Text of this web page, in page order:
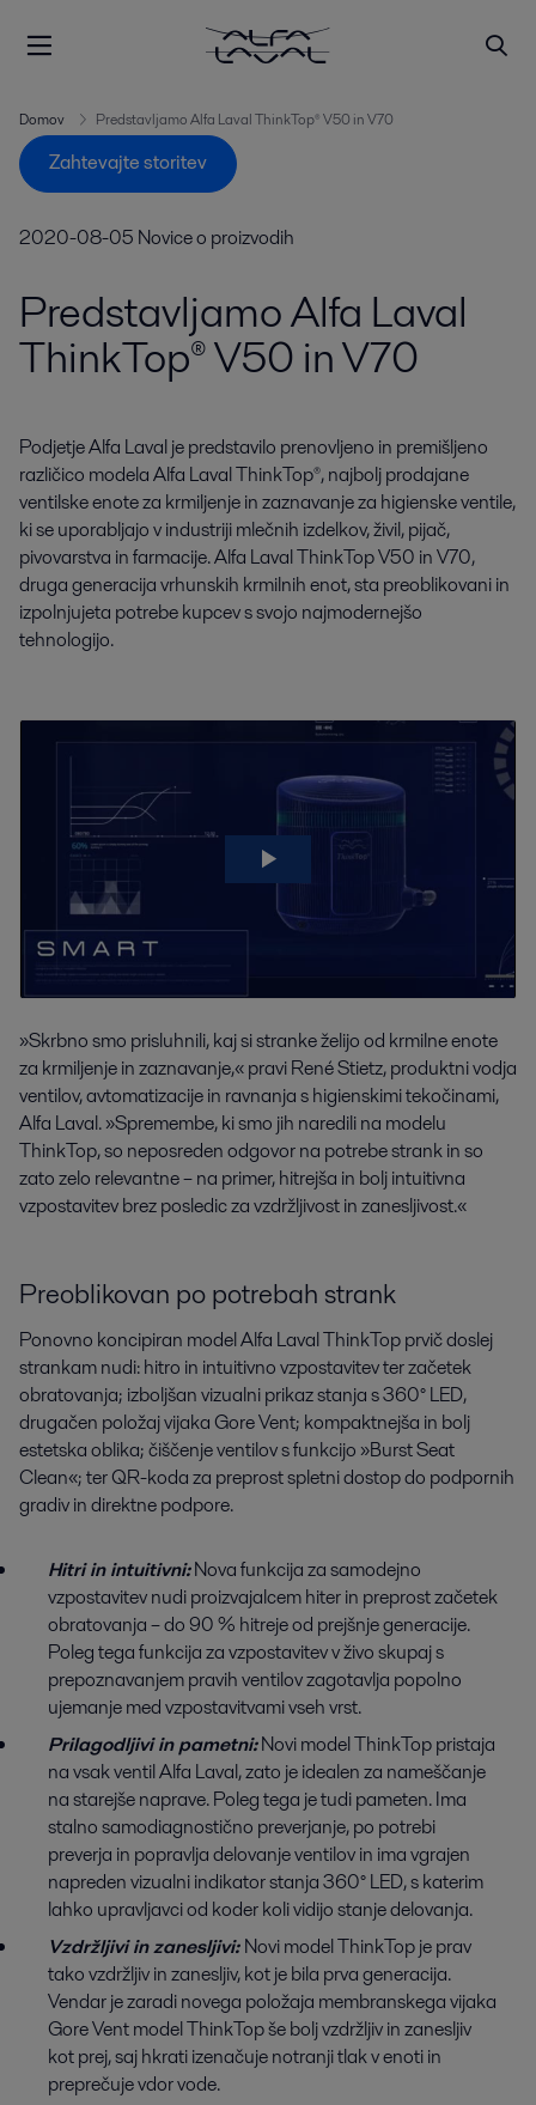
Domov Predstavljamo Alfa Laval ThinkTop® V50 in V70
Zahtevajte storitev
2020-08-05 Novice o proizvodih
Predstavljamo Alfa Laval
ThinkTop® V50 in V70
Podjetje Alfa Laval je predstavilo prenovljeno in premišljeno
različico modela Alfa Laval ThinkTop®, najbolj prodajane
ventilske enote za krmiljenje in zaznavanje za higienske ventile,
ki se uporabljajo v industriji mlečnih izdelkov, živil, pijač,
pivovarstva in farmacije. Alfa Laval ThinkTop V50 in V70,
druga generacija vrhunskih krmilnih enot, sta preoblikovani in
izpolnjujeta potrebe kupcev s svojo najmodernejšo
tehnologijo.
»Skrbno smo prisluhnili, kaj si stranke želijo od krmilne enote
za krmiljenje in zaznavanje,« pravi René Stietz, produktni vodja
ventilov, avtomatizacije in ravnanja s higienskimi tekočinami,
Alfa Laval. »Spremembe, ki smo jih naredili na modelu
ThinkTop, so neposreden odgovor na potrebe strank in so
zato zelo relevantne – na primer, hitrejša in bolj intuitivna
vzpostavitev brez posledic za vzdržljivost in zanesljivost.«
Preoblikovan po potrebah strank
Ponovno koncipiran model Alfa Laval ThinkTop prvič doslej
strankam nudi: hitro in intuitivno vzpostavitev ter začetek
obratovanja; izboljšan vizualni prikaz stanja s 360° LED,
drugačen položaj vijaka Gore Vent; kompaktnejša in bolj
estetska oblika; čiščenje ventilov s funkcijo »Burst Seat
Clean«; ter QR-koda za preprost spletni dostop do podpornih
gradiv in direktne podpore.
Hitri in intuitivni:Nova funkcija za samodejno
vzpostavitev nudi proizvajalcem hiter in preprost začetek
obratovanja – do 90 % hitreje od prejšnje generacije.
Poleg tega funkcija za vzpostavitev v živo skupaj s
prepoznavanjem pravih ventilov zagotavlja popolno
ujemanje med vzpostavitvami vseh vrst.
Prilagodljivi in pametni:Novi model ThinkTop pristaja
na vsak ventil Alfa Laval, zato je idealen za nameščanje
na starejše naprave. Poleg tega je tudi pameten. Ima
stalno samodiagnostično preverjanje, po potrebi
preverja in popravlja delovanje ventilov in ima vgrajen
napreden vizualni indikator stanja 360° LED, s katerim
lahko upravljavci od koder koli vidijo stanje delovanja.
Vzdržljivi in zanesljivi:Novi model ThinkTop je prav
tako vzdržljiv in zanesljiv, kot je bila prva generacija.
Vendar je zaradi novega položaja membranskega vijaka
Gore Vent model ThinkTop še bolj vzdržljiv in zanesljiv
kot prej, saj hkrati izenačuje notranji tlak v enoti in
preprečuje vdor vode.